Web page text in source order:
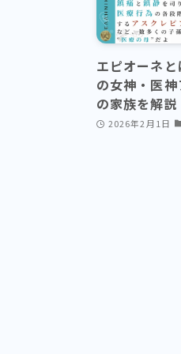
エピオーネ
の女神・医
の家族を解説
2026年2月1日